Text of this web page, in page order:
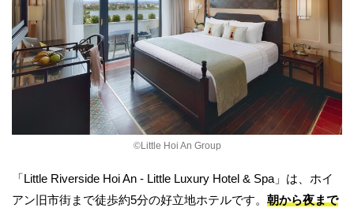
©︎Little Hoi An Group
「Little Riverside Hoi An - Little Luxury Hotel & Spa」は、ホイ
アン旧市街まで徒歩約5分の好立地ホテルです。 朝から夜まで